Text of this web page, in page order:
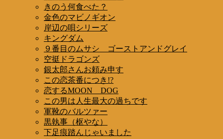
きのう何食べた？
金色のマビノギオン
岸辺の唄シリーズ
キングダム
９番目のムサシ ゴーストアンドグレイ
空挺ドラゴンズ
銀太郎さんお頼み申す
この恋茶番につき!?
恋するMOON DOG
この男は人生最大の過ちです
軍靴のバルツァー
黒執事（枢やな）
下足痕踏んじゃいました